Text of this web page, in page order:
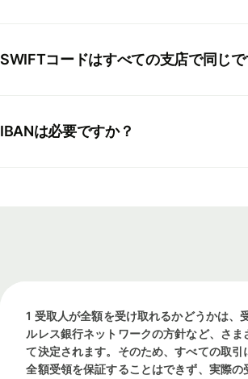
SWIFTコードはすべての支店で同じで
IBANは必要ですか？
1 受取人が全額を受け取れるかどうかは、
ルレス銀行ネットワークの方針など、さま
て決定されます。そのため、すべての取引
全額受領を保証することはできず、実際の